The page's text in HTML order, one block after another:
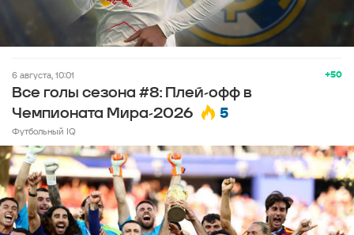
+50
6 августа, 10:01
Все голы сезона #8: Плей-офф в
Чемпионата Мира-2026
5
Футбольный IQ